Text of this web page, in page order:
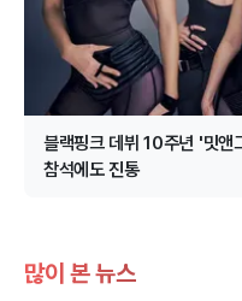
블랙핑크 데뷔 10주년 '밋앤
참석에도 진통
많이 본 뉴스